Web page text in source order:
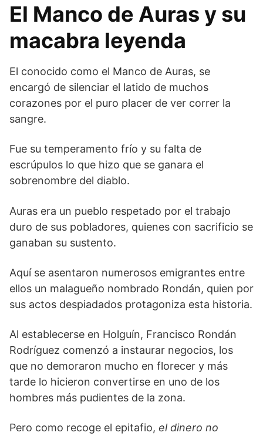
El Manco de Auras y su
macabra leyenda
El conocido como el Manco de Auras, se
encargó de silenciar el latido de muchos
corazones por el puro placer de ver correr la
sangre.
Fue su temperamento frío y su falta de
escrúpulos lo que hizo que se ganara el
sobrenombre del diablo.
Auras era un pueblo respetado por el trabajo
duro de sus pobladores, quienes con sacrificio se
ganaban su sustento.
Aquí se asentaron numerosos emigrantes entre
ellos un malagueño nombrado Rondán, quien por
sus actos despiadados protagoniza esta historia.
Al establecerse en Holguín, Francisco Rondán
Rodríguez comenzó a instaurar negocios, los
que no demoraron mucho en florecer y más
tarde lo hicieron convertirse en uno de los
hombres más pudientes de la zona.
Pero como recoge el epitafio, el dinero no